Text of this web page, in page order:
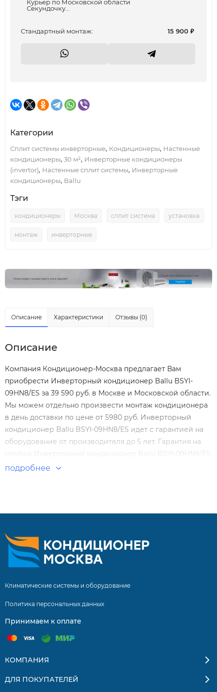
Курьер по Московской области
Секундочку...
Cтандартный монтаж: 15 900 ₽
Категории
Сплит системы инверторные, Кондиционеры, Настенные
кондиционеры, 30 м², Инверторные кондиционеры
(invertor), Настенные сплит системы, Инверторные
кондиционеры, Ballu
Тэги
кондиционеры Москва сплит система установка
монтаж инверторные
Описание Характеристики Отзывы (0)
Описание
Компания Кондиционер-Москва предлагает Вам
приобрести Инверторный кондиционер Ballu BSYI-
09HN8/ES за 39 590 руб. в Москве и Московской области.
Мы можем отдельно произвести монтаж кондиционера
в день доставки по цене от 5980 руб. Инверторный
кондиционер Ballu BSYI-09HN8/ES идет с гарантией на
оборудование от производителя до 5 лет. Гарантия на
монтаж Инверторный кондиционер Ballu BSYI-09HN8/ES
нашими специалистами составляет 5 лет! Инверторные
специалисты. Гарантия на монтаж 5 лет.
подробнее
Климатические системы и оборудование
Политика персональных данных
Принимаем к оплате
КОМПАНИЯ
ДЛЯ ПОКУПАТЕЛЕЙ